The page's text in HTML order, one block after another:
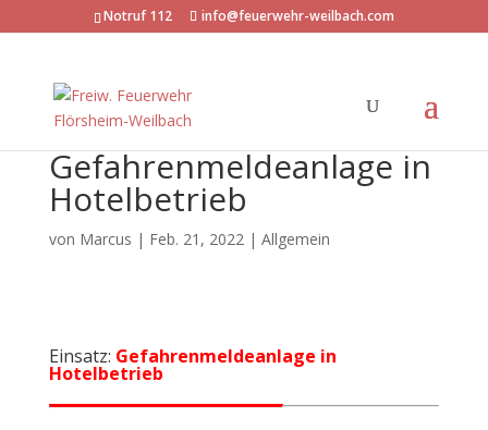
Notruf 112 info@feuerwehr-weilbach.com
Gefahrenmeldeanlage in
Hotelbetrieb
von Marcus | Feb. 21, 2022| Allgemein
Einsatz: Gefahrenmeldeanlage in
Hotelbetrieb